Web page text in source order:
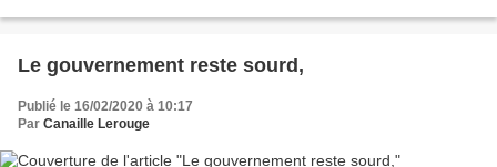
Le gouvernement reste sourd,
Publié le 16/02/2020 à 10:17
Par Canaille Lerouge